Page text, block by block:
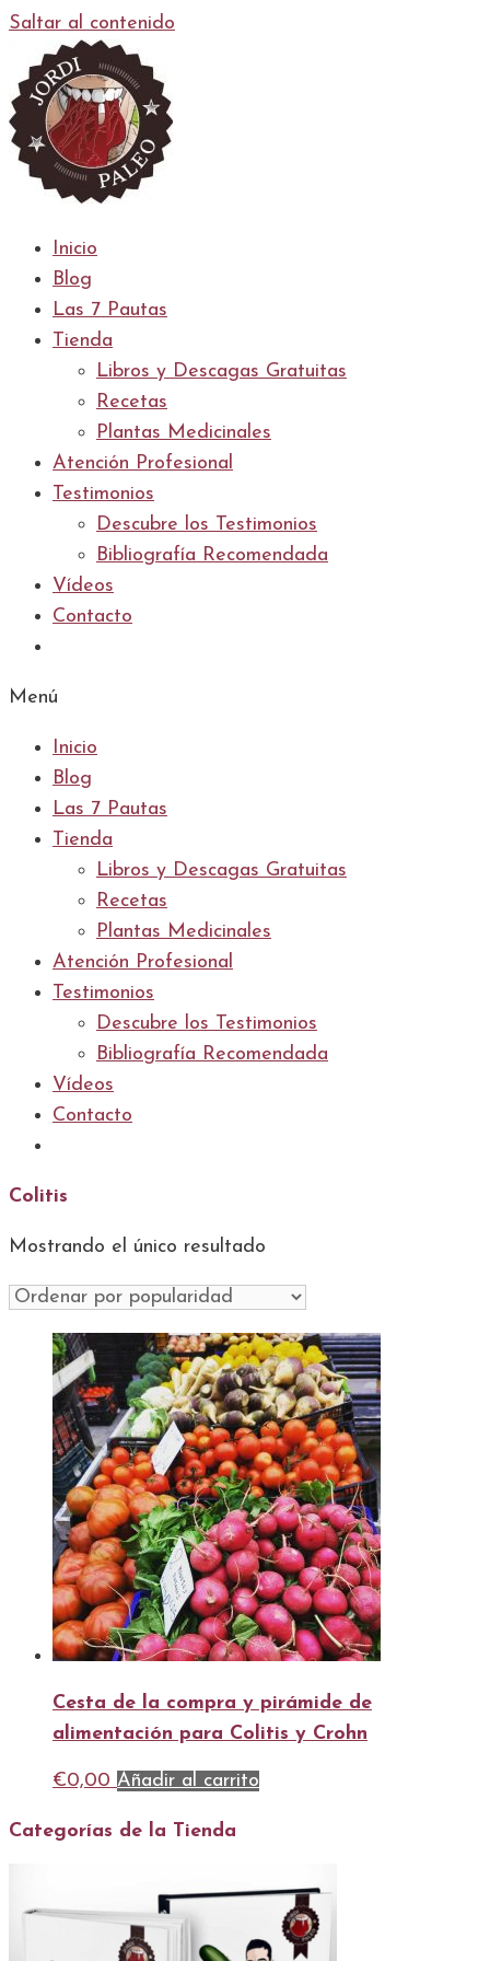
Saltar al contenido
Inicio
Blog
Las 7 Pautas
Tienda
Libros y Descagas Gratuitas
Recetas
Plantas Medicinales
Atención Profesional
Testimonios
Descubre los Testimonios
Bibliografía Recomendada
Vídeos
Contacto
Menú
Inicio
Blog
Las 7 Pautas
Tienda
Libros y Descagas Gratuitas
Recetas
Plantas Medicinales
Atención Profesional
Testimonios
Descubre los Testimonios
Bibliografía Recomendada
Vídeos
Contacto
Colitis
Mostrando el único resultado
Cesta de la compra y pirámide de
alimentación para Colitis y Crohn
€0,00 Añadir al carrito
Categorías de la Tienda